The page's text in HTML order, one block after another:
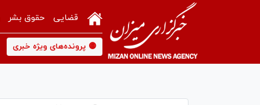
قضایی حقوق بشر
🟡 پرونده‌های ویژه خبری